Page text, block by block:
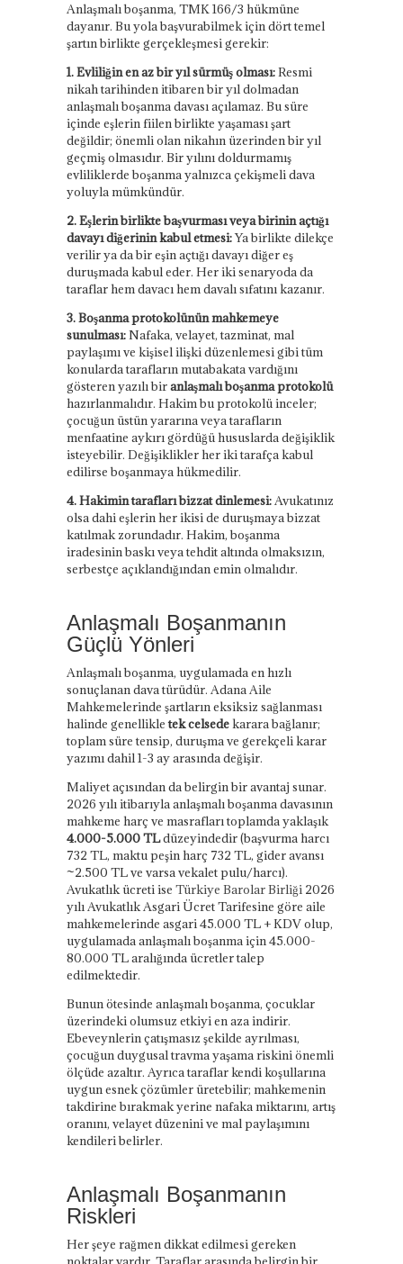
Anlaşmalı boşanma, TMK 166/3 hükmüne
dayanır. Bu yola başvurabilmek için dört temel
şartın birlikte gerçekleşmesi gerekir:
1. Evliliğin en az bir yıl sürmüş olması:Resmi
nikah tarihinden itibaren bir yıl dolmadan
anlaşmalı boşanma davası açılamaz. Bu süre
içinde eşlerin fiilen birlikte yaşaması şart
değildir; önemli olan nikahın üzerinden bir yıl
geçmiş olmasıdır. Bir yılını doldurmamış
evliliklerde boşanma yalnızca çekişmeli dava
yoluyla mümkündür.
2. Eşlerin birlikte başvurması veya birinin açtığı
davayı diğerinin kabul etmesi:Ya birlikte dilekçe
verilir ya da bir eşin açtığı davayı diğer eş
duruşmada kabul eder. Her iki senaryoda da
taraflar hem davacı hem davalı sıfatını kazanır.
3. Boşanma protokolünün mahkemeye
sunulması:Nafaka, velayet, tazminat, mal
paylaşımı ve kişisel ilişki düzenlemesi gibi tüm
konularda tarafların mutabakata vardığını
gösteren yazılı biranlaşmalı boşanma protokolü
hazırlanmalıdır. Hakim bu protokolü inceler;
çocuğun üstün yararına veya tarafların
menfaatine aykırı gördüğü hususlarda değişiklik
isteyebilir. Değişiklikler her iki tarafça kabul
edilirse boşanmaya hükmedilir.
4. Hakimin tarafları bizzat dinlemesi:Avukatınız
olsa dahi eşlerin her ikisi de duruşmaya bizzat
katılmak zorundadır. Hakim, boşanma
iradesinin baskı veya tehdit altında olmaksızın,
serbestçe açıklandığından emin olmalıdır.
Anlaşmalı Boşanmanın
Güçlü Yönleri
Anlaşmalı boşanma, uygulamada en hızlı
sonuçlanan dava türüdür. Adana Aile
Mahkemelerinde şartların eksiksiz sağlanması
halinde genellikletek celsedekarara bağlanır;
toplam süre tensip, duruşma ve gerekçeli karar
yazımı dahil 1-3 ay arasında değişir.
Maliyet açısından da belirgin bir avantaj sunar.
2026 yılı itibarıyla anlaşmalı boşanma davasının
mahkeme harç ve masrafları toplamda yaklaşık
4.000-5.000 TLdüzeyindedir (başvurma harcı
732 TL, maktu peşin harç 732 TL, gider avansı
~2.500 TL ve varsa vekalet pulu/harcı).
Avukatlık ücreti ise Türkiye Barolar Birliği 2026
yılı Avukatlık Asgari Ücret Tarifesine göre aile
mahkemelerinde asgari 45.000 TL + KDV olup,
uygulamada anlaşmalı boşanma için 45.000-
80.000 TL aralığında ücretler talep
edilmektedir.
Bunun ötesinde anlaşmalı boşanma, çocuklar
üzerindeki olumsuz etkiyi en aza indirir.
Ebeveynlerin çatışmasız şekilde ayrılması,
çocuğun duygusal travma yaşama riskini önemli
ölçüde azaltır. Ayrıca taraflar kendi koşullarına
uygun esnek çözümler üretebilir; mahkemenin
takdirine bırakmak yerine nafaka miktarını, artış
oranını, velayet düzenini ve mal paylaşımını
kendileri belirler.
Anlaşmalı Boşanmanın
Riskleri
Her şeye rağmen dikkat edilmesi gereken